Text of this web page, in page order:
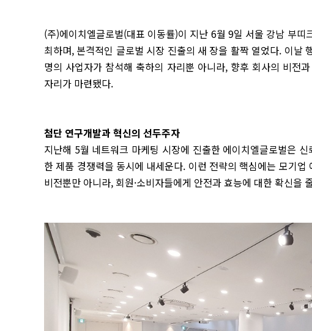
(주)에이치엘글로벌(대표 이동률)이 지난 6월 9일 서울 강남 부띠
최하며, 본격적인 글로벌 시장 진출의 새 장을 활짝 열었다. 이
명의 사업자가 참석해 축하의 자리뿐 아니라, 향후 회사의 비전
자리가 마련됐다.
첨단 연구개발과 혁신의 선두주자
지난해 5월 네트워크 마케팅 시장에 진출한 에이치엘글로벌은
한 제품 경쟁력을 동시에 내세운다. 이런 전략의 핵심에는 모기
비전뿐만 아니라, 회원·소비자들에게 안전과 효능에 대한 확신을